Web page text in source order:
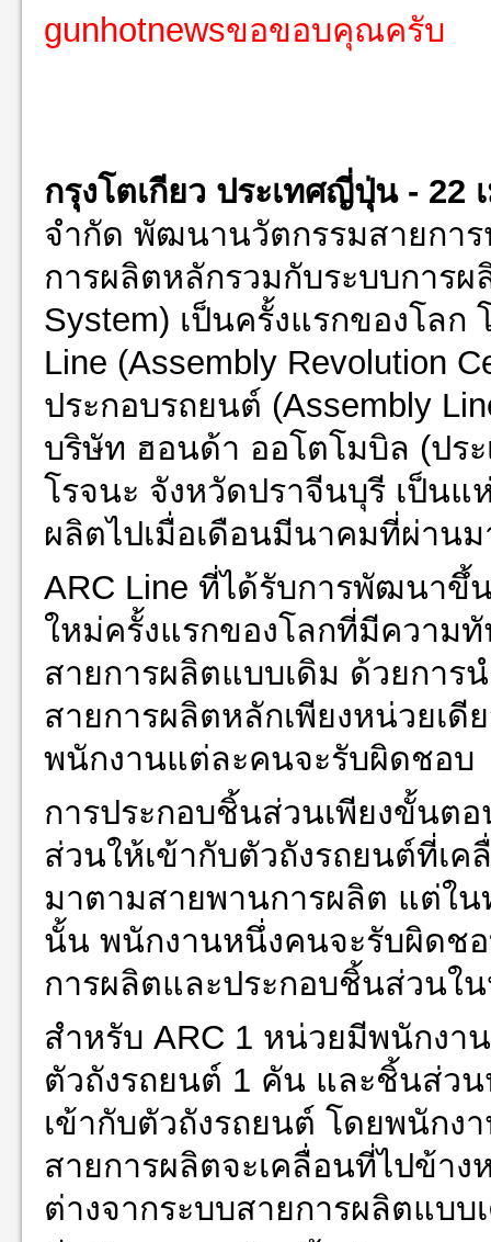
gunhotnewsขอขอบคุณครับ
กรุงโตเกียว ประเทศญี่ปุ่น - 22
จำกัด พัฒนานวัตกรรมสายกา
การผลิตหลักรวมกับระบบการ
System) เป็นครั้งแรกของโลก
Line (Assembly Revolution
ประกอบรถยนต์ (Assembly
บริษัท ฮอนด้า ออโตโมบิล (ปร
โรจนะ จังหวัดปราจีนบุรี เป็นแ
ผลิตไปเมื่อเดือนมีนาคมที่ผ่านม
ARC Line ที่ได้รับการพัฒนาขึ้
ใหม่ครั้งแรกของโลกที่มีความ
สายการผลิตแบบเดิม ด้วยการ
สายการผลิตหลักเพียงหน่วยเ
พนักงานแต่ละคนจะรับผิดชอบ
การประกอบชิ้นส่วนเพียงขั้นต
ส่วนให้เข้ากับตัวถังรถยนต์ที่เค
มาตามสายพานการผลิต แต่ใ
นั้น พนักงานหนึ่งคนจะรับผิดช
การผลิตและประกอบชิ้นส่วนใ
สำหรับ ARC 1 หน่วยมีพนักง
ตัวถังรถยนต์ 1 คัน และชิ้นส่วน
เข้ากับตัวถังรถยนต์ โดยพนัก
สายการผลิตจะเคลื่อนที่ไปข้า
ต่างจากระบบสายการผลิตแบบ